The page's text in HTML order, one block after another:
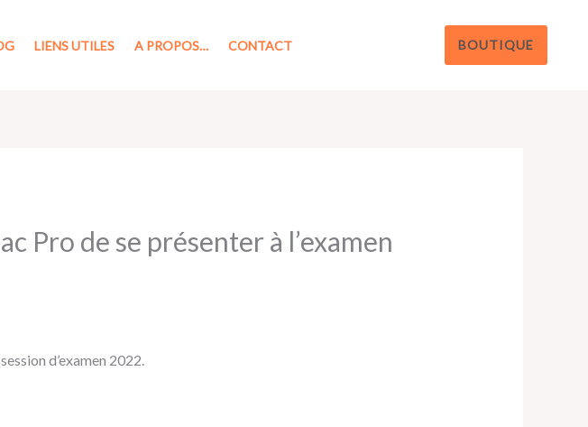
LIENS UTILES A PROPOS… CONTACT BOUTIQUE
Pro de se présenter à l’examen
d’examen 2022.